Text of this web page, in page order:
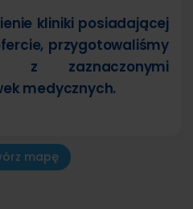
kliniki posiadającej
przygotowaliśmy
z zaznaczonymi
medycznych.
mapę